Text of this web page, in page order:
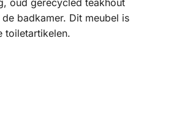
badkamer. Dit meubel is
toiletartikelen.